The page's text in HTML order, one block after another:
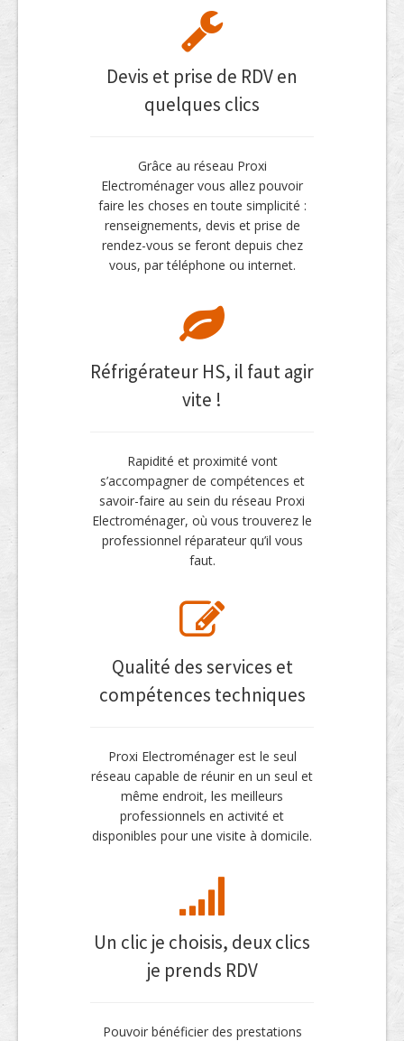
Devis et prise de RDV en
quelques clics
Grâce au réseau Proxi
Electroménager vous allez pouvoir
faire les choses en toute simplicité :
renseignements, devis et prise de
rendez-vous se feront depuis chez
vous, par téléphone ou internet.
Réfrigérateur HS, il faut agir
vite !
Rapidité et proximité vont
s’accompagner de compétences et
savoir-faire au sein du réseau Proxi
Electroménager, où vous trouverez le
professionnel réparateur qu’il vous
faut.
Qualité des services et
compétences techniques
Proxi Electroménager est le seul
réseau capable de réunir en un seul et
même endroit, les meilleurs
professionnels en activité et
disponibles pour une visite à domicile.
Un clic je choisis, deux clics
je prends RDV
Pouvoir bénéficier des prestations